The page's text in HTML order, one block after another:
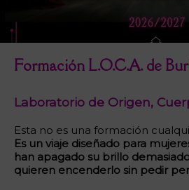
Formación L.O.C.A. de
Laboratorio de Origen,
Esta no es una formación
Es un viaje diseñado para
han apagado su brillo
quieren encenderlo sin pedir